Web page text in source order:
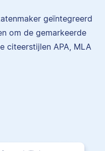
geïntegreerd
om de gemarkeerde
citeerstijlen APA, MLA